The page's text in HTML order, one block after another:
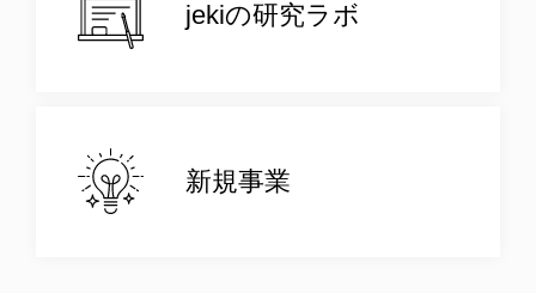
jekiの研究ラボ
新規事業